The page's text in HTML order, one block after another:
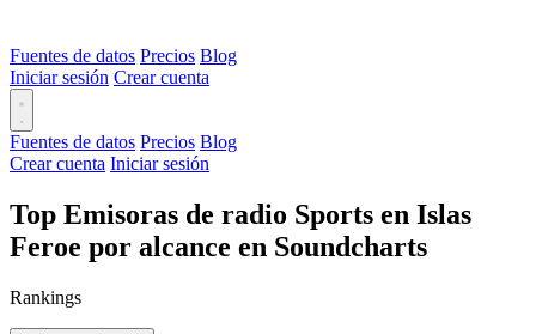
Fuentes de datos Precios Blog
Iniciar sesión Crear cuenta
Fuentes de datos Precios Blog
Crear cuenta Iniciar sesión
Top Emisoras de radio Sports en Islas
Feroe por alcance en Soundcharts
Rankings